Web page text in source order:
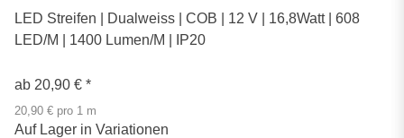
LED Streifen | Dualweiss | COB | 12 V | 16,8Watt | 608
LED/M | 1400 Lumen/M | IP20
ab 20,90 € *
20,90 € pro 1 m
Auf Lager in Variationen